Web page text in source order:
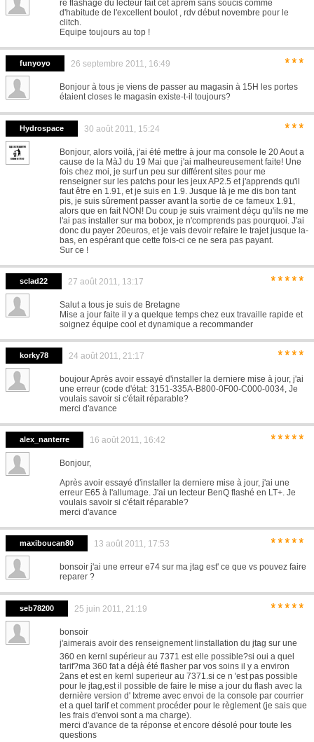
re flashage du lecteur fait cet aprem sans soucis comme
d'habitude de l'excellent boulot , rdv début novembre pour le
clitch.
Equipe toujours au top !
funyoyo 26 septembre 2011, 16:49 ***
Bonjour à tous je viens de passer au magasin à 15H les portes
étaient closes le magasin existe-t-il toujours?
Hydrospace 30 août 2011, 15:24 ***
Bonjour, alors voilà, j'ai été mettre à jour ma console le 20 Aout a
cause de la MàJ du 19 Mai que j'ai malheureusement faite! Une
fois chez moi, je surf un peu sur différent sites pour me
renseigner sur les patchs pour les jeux AP2.5 et j'apprends qu'il
faut être en 1.91, et je suis en 1.9. Jusque là je me dis bon tant
pis, je suis sûrement passer avant la sortie de ce fameux 1.91,
alors que en fait NON! Du coup je suis vraiment déçu qu'ils ne me
l'ai pas installer sur ma bobox, je n'comprends pas pourquoi. J'ai
donc du payer 20euros, et je vais devoir refaire le trajet jusque la-
bas, en espérant que cette fois-ci ce ne sera pas payant.
Sur ce !
sclad22 27 août 2011, 13:17 *****
Salut a tous je suis de Bretagne
Mise a jour faite il y a quelque temps chez eux travaille rapide et
soignez équipe cool et dynamique a recommander
korky78 24 août 2011, 21:17 ****
boujour Après avoir essayé d'installer la derniere mise à jour, j'ai
une erreur (code d'état: 3151-335A-B800-0F00-C000-0034, Je
voulais savoir si c'était réparable?
merci d'avance
alex_nanterre 16 août 2011, 16:42 *****
Bonjour,
Après avoir essayé d'installer la derniere mise à jour, j'ai une
erreur E65 à l'allumage. J'ai un lecteur BenQ flashé en LT+. Je
voulais savoir si c'était réparable?
merci d'avance
maxiboucan80 13 août 2011, 17:53 *****
bonsoir j'ai une erreur e74 sur ma jtag est' ce que vs pouvez faire
reparer ?
seb78200 25 juin 2011, 21:19 *****
bonsoir
j'aimerais avoir des renseignement linstallation du jtag sur une
360 en kernl supérieur au 7371 est elle possible?si oui a quel
tarif?ma 360 fat a déjà été flasher par vos soins il y a environ
2ans et est en kernl superieur au 7371.si ce n 'est pas possible
pour le jtag,est il possible de faire le mise a jour du flash avec la
dernière version d' Ixtreme avec envoi de la console par courrier
et a quel tarif et comment procéder pour le règlement (je sais que
les frais d'envoi sont a ma charge).
merci d'avance de ta réponse et encore désolé pour toute les
questions